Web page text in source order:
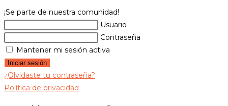
¡Se parte de nuestra comunidad!
Usuario
Contraseña
Mantener mi sesión activa
Iniciar sesión
¿Olvidaste tu contraseña?
Política de privacidad